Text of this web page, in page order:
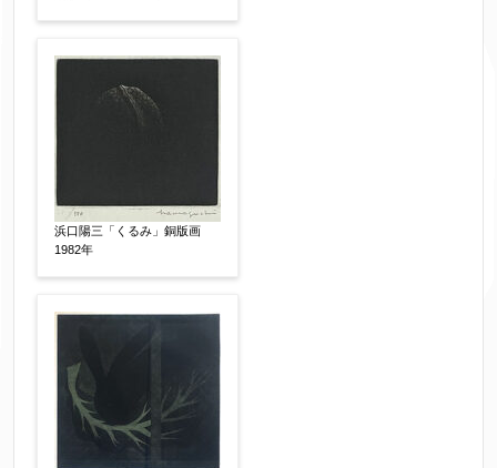
お名前 【必須】
メールアドレス 【必須】
送信確認メールをお送りします。もし送信確認メ
ールが受信されない場合は、送信が完了していな
いか、アドレス間違え、迷惑メールフィルター等
により弊社からのお返事も受信できない場合がご
ざいますので、お電話(
合わせください。
浜口陽三「くるみ」銅版画
1982年